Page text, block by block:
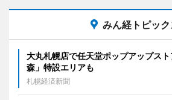
みん経トピック
大丸札幌店で任天堂ポップアップス
森」特設エリアも
札幌経済新聞